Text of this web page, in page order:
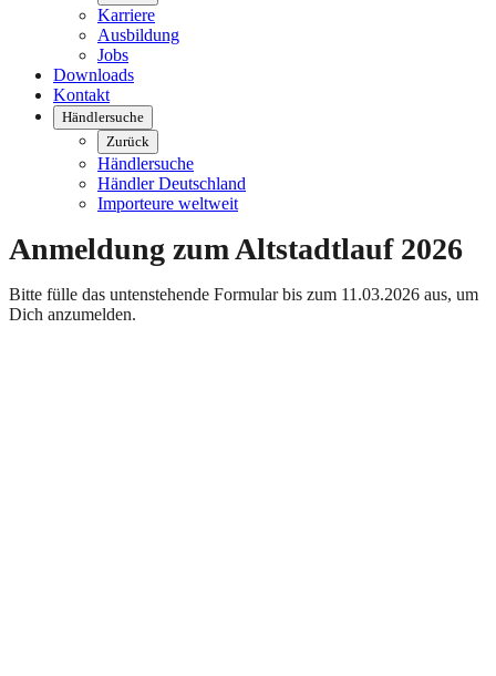
Karriere
Ausbildung
Jobs
Downloads
Kontakt
Händlersuche
Zurück
Händlersuche
Händler Deutschland
Importeure weltweit
Anmeldung zum Altstadtlauf 2026
Bitte fülle das untenstehende Formular bis zum 11.03.2026 aus, um
Dich anzumelden.